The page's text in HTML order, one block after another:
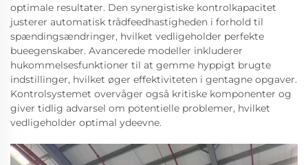
optimale resultater. Den synergistiske kontrolkapacitet
justerer automatisk trådfeedhastigheden i forhold til
spændingsændringer, hvilket vedligeholder perfekte
bueegenskaber. Avancerede modeller inkluderer
hukommelsesfunktioner til at gemme hyppigt brugte
indstillinger, hvilket øger effektiviteten i gentagne opgaver.
Kontrolsystemet overvåger også kritiske komponenter og
giver tidlig advarsel om potentielle problemer, hvilket
vedligeholder optimal ydeevne.